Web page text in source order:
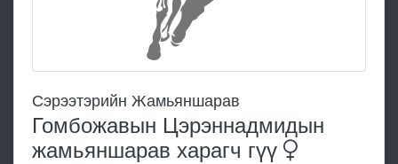
Сэрээтэрийн Жамьяншарав
Гомбожавын Цэрэннадмидын
жамьяншарав харагч гүү